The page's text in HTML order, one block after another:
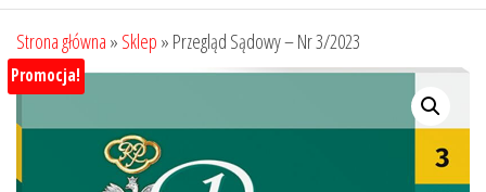
Strona główna » Sklep » Przegląd Sądowy – Nr 3/2023
Promocja!